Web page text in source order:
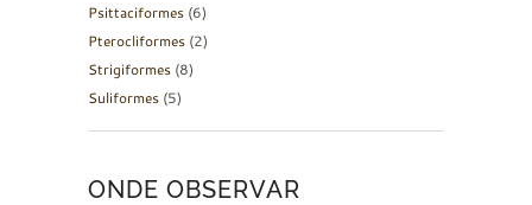
Psittaciformes (6)
Pterocliformes (2)
Strigiformes (8)
Suliformes (5)
ONDE OBSERVAR